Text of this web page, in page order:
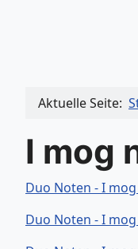
Aktuelle Seite:
I mog
Duo Noten - I
Duo Noten - I